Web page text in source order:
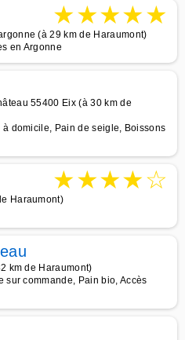
★★★★★
(à 29 km de Haraumont)
en Argonne
55400 Eix (à 30 km de
domicile, Pain de seigle, Boissons
★★★★☆
Haraumont)
km de Haraumont)
sur commande, Pain bio, Accès